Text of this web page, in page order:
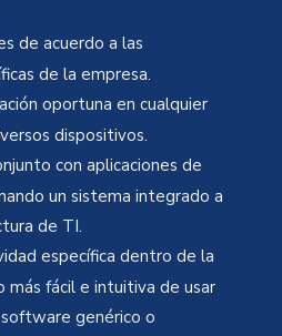
de acuerdo a las
de la empresa.
oportuna en cualquier
dispositivos.
con aplicaciones de
un sistema integrado a
de TI.
específica dentro de la
más fácil e intuitiva de usar
genérico o